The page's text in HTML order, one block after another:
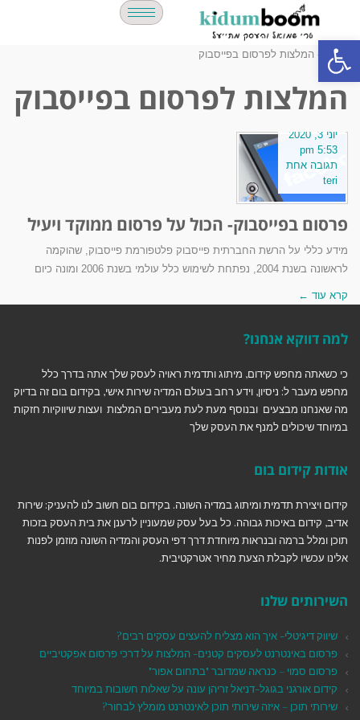
פתח סרגל נגישות
ראשי » המלצות לפרסום בפייסבוק
המלצות לפרסום בפייסבוק
יוני 3, 2020
5:53 pm
תגובה אחת
teri
פרסום בפייסבוק- הכול על פרסום ממוקד ויעיל
מידע כללי על הרשת החברתית פייסבוק פלטפורמת פייסבוק, שהוקמה
לראשונה בשנת 2004, נפתחת לשימוש כלל עולמי בשנת 2006 ומונה כיום
קרא עוד ←
למה דווקא אנחנו?
כי כשאתה מחפש קידום, מיתוג ותדמית ראויה לעסק שלך אתה בדרך כלל
מחפש מעבר ל: ניסיון, וידע רחב בעולם המדיה שירות אישי, בקידום בום זה בדיוק
מה שאנחנו מבצעים ובנוסף מעת לעת מעבירים המלצות ועצות שיווקיות חזקות
במיוחד שיכולים למנף את העסק שלך
אודות קידום בום
קידום ויצירת תדמית ומיתוג במדיה השונה. בקידום בום חשוב לנו להעניק: שירות
אדיב, קידום באיכות גבוהה. כל בעל עסק שמעוניין לרענן את בית העסק בזכות
תוכן ומלל ברמה ובנראות מיוחדת דרך דפי העסק והמדיה השונה מוזמן לפנות
אלינו עכשיו לקבלת הצעת מחיר אטרקטיבית.
השירותים שלנו
שיווק דיגיטלי- איך הוא מצליח להעצים עסקים רבים?
פרסום באינטרנט לעסקים קטנים- המלצות על דרכי פרסום אפקטיביים
פרסום סמוי – כנראה שמדובר "בתחום אפור"
קידום אורגני בגוגל-דניאל זריהן עונה על שאלות חשובות במיוחד
שירותי תוכן – איזה שירותי תוכן לאינטרנט מומלץ לבחור?